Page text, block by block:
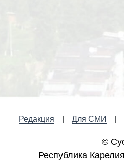
Редакция Для СМИ
©
Республика